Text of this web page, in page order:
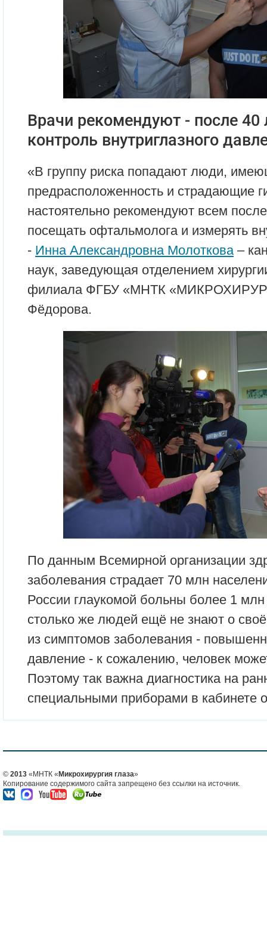
Врачи рекомендуют - после
контроль внутриглазного
«В группу риска попадают люди,
предрасположенность и страдающие
настоятельно рекомендуют всем
посещать офтальмолога и измерять
- Инна Александровна Молоткова–
наук, заведующая отделением
филиала ФГБУ «МНТК
Фёдорова.
По данным Всемирной организации
заболевания страдает 70 млн
России глаукомой больны более 1
столько же людей ещё не знают о
из симптомов заболевания -
давление - к сожалению, человек
Поэтому так важна диагностика на
специальными приборами в кабинете
© 2013 «МНТК « Микрохирургия глаза»
Копирование содержимого сайта запрещено без ссылки на источник.